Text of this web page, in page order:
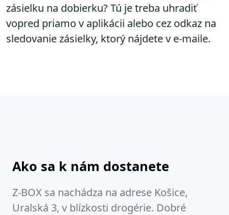
zásielku na dobierku? Tú je treba uhradiť
vopred priamo v aplikácii alebo cez odkaz na
sledovanie zásielky, ktorý nájdete v e-maile.
Ako sa k nám dostanete
Z-BOX sa nachádza na adrese Košice,
Uralská 3, v blízkosti drogérie. Dobré